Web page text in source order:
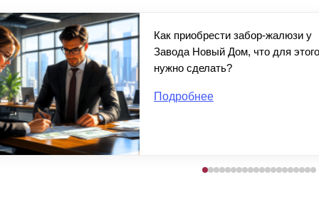
Как приобрести забор-жалюзи у
Завода Новый Дом, что для этого
нужно сделать?
Подробнее